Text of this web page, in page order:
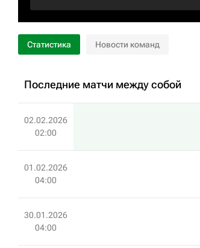
Статистика Новости команд
Последние матчи между собой
02.02.2026
02:00
01.02.2026
04:00
30.01.2026
04:00